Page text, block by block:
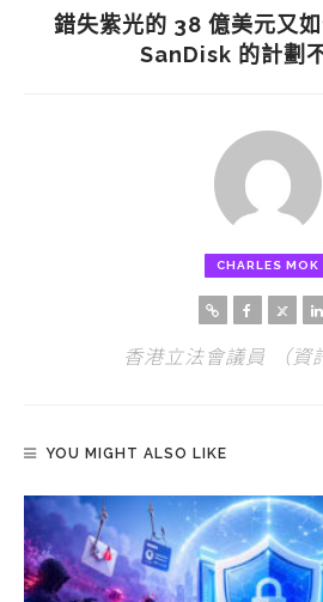
錯失紫光的 38 億美元又
SanDisk 的計劃
CHARLES MOK
香港立法會議員 （資
YOU MIGHT ALSO LIKE